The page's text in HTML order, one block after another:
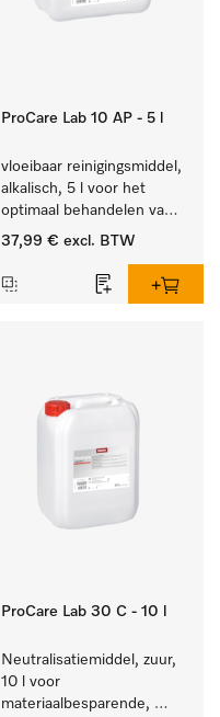
ProCare Lab 10 AP - 5 l
vloeibaar reinigingsmiddel,
alkalisch, 5 l voor het
optimaal behandelen van
laboratoriumhulpstukken.
37,99 € excl. BTW
ProCare Lab 30 C - 10 l
Neutralisatiemiddel, zuur,
10 l voor
materiaalbesparende,